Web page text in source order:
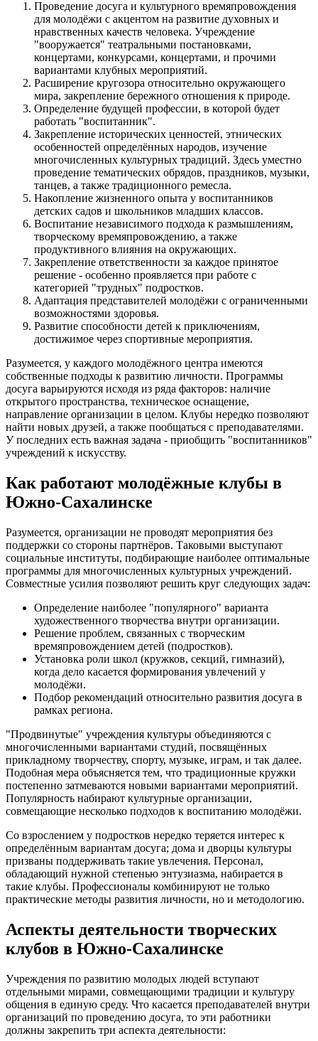
Проведение досуга и культурного времяпровождения
для молодёжи с акцентом на развитие духовных и
нравственных качеств человека. Учреждение
"вооружается" театральными постановками,
концертами, конкурсами, концертами, и прочими
вариантами клубных мероприятий.
Расширение кругозора относительно окружающего
мира, закрепление бережного отношения к природе.
Определение будущей профессии, в которой будет
работать "воспитанник".
Закрепление исторических ценностей, этнических
особенностей определённых народов, изучение
многочисленных культурных традиций. Здесь уместно
проведение тематических обрядов, праздников, музыки,
танцев, а также традиционного ремесла.
Накопление жизненного опыта у воспитанников
детских садов и школьников младших классов.
Воспитание независимого подхода к размышлениям,
творческому времяпровождению, а также
продуктивного влияния на окружающих.
Закрепление ответственности за каждое принятое
решение - особенно проявляется при работе с
категорией "трудных" подростков.
Адаптация представителей молодёжи с ограниченными
возможностями здоровья.
Развитие способности детей к приключениям,
достижимое через спортивные мероприятия.
Разумеется, у каждого молодёжного центра имеются
собственные подходы к развитию личности. Программы
досуга варьируются исходя из ряда факторов: наличие
открытого пространства, техническое оснащение,
направление организации в целом. Клубы нередко позволяют
найти новых друзей, а также пообщаться с преподавателями.
У последних есть важная задача - приобщить "воспитанников"
учреждений к искусству.
Как работают молодёжные клубы в
Южно-Сахалинске
Разумеется, организации не проводят мероприятия без
поддержки со стороны партнёров. Таковыми выступают
социальные институты, подбирающие наиболее оптимальные
программы для многочисленных культурных учреждений.
Совместные усилия позволяют решить круг следующих задач:
Определение наиболее "популярного" варианта
художественного творчества внутри организации.
Решение проблем, связанных с творческим
времяпровождением детей (подростков).
Установка роли школ (кружков, секций, гимназий),
когда дело касается формирования увлечений у
молодёжи.
Подбор рекомендаций относительно развития досуга в
рамках региона.
"Продвинутые" учреждения культуры объединяются с
многочисленными вариантами студий, посвящённых
прикладному творчеству, спорту, музыке, играм, и так далее.
Подобная мера объясняется тем, что традиционные кружки
постепенно затмеваются новыми вариантами мероприятий.
Популярность набирают культурные организации,
совмещающие несколько подходов к воспитанию молодёжи.
Со взрослением у подростков нередко теряется интерес к
определённым вариантам досуга; дома и дворцы культуры
призваны поддерживать такие увлечения. Персонал,
обладающий нужной степенью энтузиазма, набирается в
такие клубы. Профессионалы комбинируют не только
практические методы развития личности, но и методологию.
Аспекты деятельности творческих
клубов в Южно-Сахалинске
Учреждения по развитию молодых людей вступают
отдельными мирами, совмещающими традиции и культуру
общения в единую среду. Что касается преподавателей внутри
организаций по проведению досуга, то эти работники
должны закрепить три аспекта деятельности: